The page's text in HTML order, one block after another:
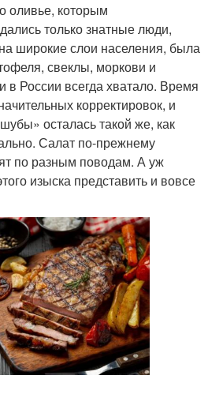
оливье, которым
только знатные люди,
широкие слои населения, была
свеклы, моркови и
в России всегда хватало. Время
корректировок, и
осталась такой же, как
Салат по-прежнему
по разным поводам. А уж
изыска представить и вовсе